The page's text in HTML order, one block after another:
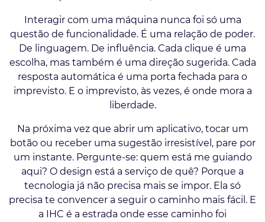
Interagir com uma máquina nunca foi só uma
questão de funcionalidade. É uma relação de poder.
De linguagem. De influência. Cada clique é uma
escolha, mas também é uma direção sugerida. Cada
resposta automática é uma porta fechada para o
imprevisto. E o imprevisto, às vezes, é onde mora a
liberdade.
Na próxima vez que abrir um aplicativo, tocar um
botão ou receber uma sugestão irresistível, pare por
um instante. Pergunte-se: quem está me guiando
aqui? O design está a serviço de quê? Porque a
tecnologia já não precisa mais se impor. Ela só
precisa te convencer a seguir o caminho mais fácil. E
a IHC é a estrada onde esse caminho foi